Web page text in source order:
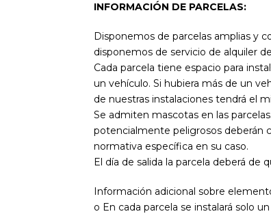
INFORMACIÓN DE PARCELAS:
Disponemos de parcelas amplias y
disponemos de servicio de alquiler
Cada parcela tiene espacio para
un vehículo. Si hubiera más de un
de nuestras instalaciones tendrá el
Se admiten mascotas en las
potencialmente peligrosos deberán
normativa específica en su caso.
El día de salida la parcela deberá de
Información adicional sobre
o En cada parcela se instalará solo